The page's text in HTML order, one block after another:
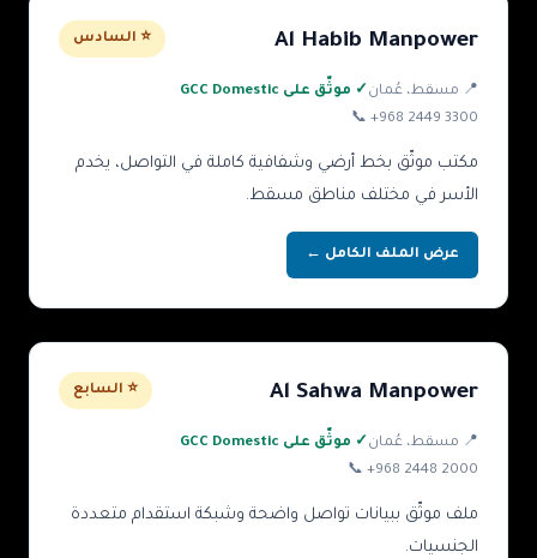
Al Habib Manpower ⭐ السادس
📍 مسقط، عُمان ✓ موثّق على GCC Domestic
📞 +968 2449 3300
مكتب موثّق بخط أرضي وشفافية كاملة في التواصل، يخدم
الأسر في مختلف مناطق مسقط.
عرض الملف الكامل ←
Al Sahwa Manpower ⭐ السابع
📍 مسقط، عُمان ✓ موثّق على GCC Domestic
📞 +968 2448 2000
ملف موثّق ببيانات تواصل واضحة وشبكة استقدام متعددة
الجنسيات.